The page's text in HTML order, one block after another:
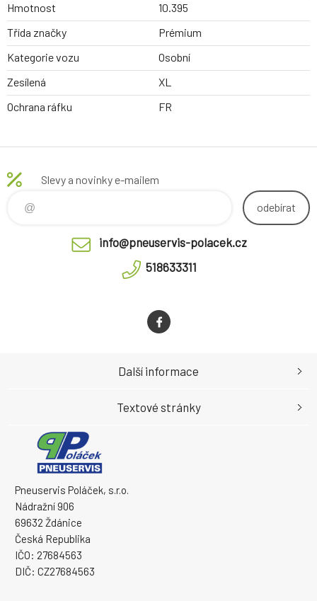
Hmotnost
10.395
Třída značky
Prémium
Kategorie vozu
Osobní
Zesílená
XL
Ochrana ráfku
FR
Slevy a novinky e-mailem
odebírat
info@pneuservis-polacek.cz
518633311
Pneuservis Poláček, s.r.o.
Nádražní 906
69632 Ždánice
Česká Republika
IČO: 27684563
DIČ: CZ27684563
Další informace
Textové stránky